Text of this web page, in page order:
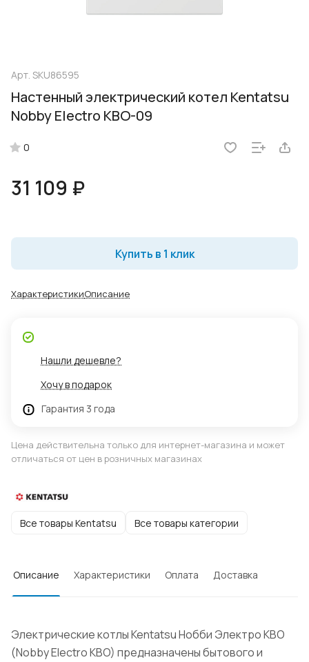
Арт. SKU86595
Настенный электрический котел Kentatsu
Nobby Electro KBO-09
0
31 109 ₽
Купить в 1 клик
ХарактеристикиОписание
Нашли дешевле?
Хочу в подарок
Гарантия 3 года
Цена действительна только для интернет-магазина и может
отличаться от цен в розничных магазинах
Все товары Kentatsu Все товары категории
Описание Характеристики Оплата Доставка
Электрические котлы Kentatsu Нобби Электро KBO
(Nobby Electro KBO) предназначены бытового и